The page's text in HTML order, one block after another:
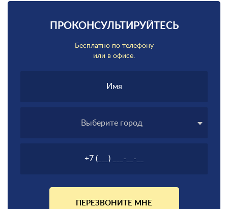
ПРОКОНСУЛЬТИРУЙТЕСЬ
Бесплатно по телефону
или в офисе.
Выберите город
ПЕРЕЗВОНИТЕ МНЕ